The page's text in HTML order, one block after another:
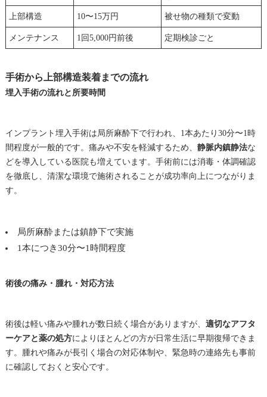
上部構造 10〜15万円 被せ物の種類で変動
メンテナンス 1回5,000円前後 定期検診ごと
手術から上部構造装着までの流れ
埋入手術の流れと所要時間
インプラント埋入手術は局所麻酔下で行われ、1本あたり30分〜1時
間程度が一般的です。痛みや不安を軽減するため、 静脈内鎮静法な
どを導入している医院も増えています。手術前には消毒・体調確認
を徹底し、清潔な環境で施術されることが成功率向上につながりま
す。
局所麻酔または鎮静下で実施
1本につき30分〜1時間程度
術後の痛み・腫れ・対応方法
術後は軽い痛みや腫れが数日続く場合がありますが、 適切なアフタ
ーケアと薬の処方によりほとんどの方が日常生活に早期復帰できま
す。腫れや痛みが長引く場合の対応体制や、緊急時の連絡先も事前
に確認しておくと安心です。